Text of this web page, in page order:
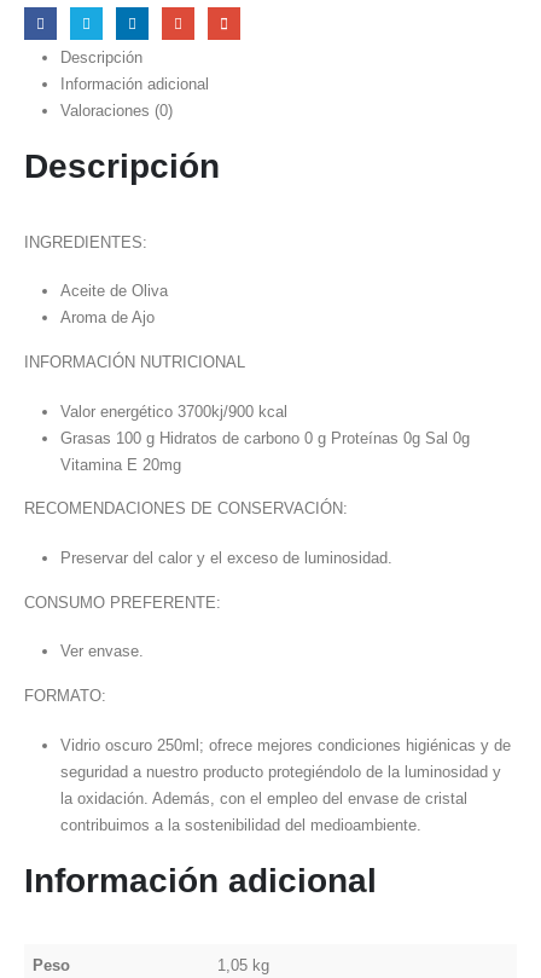
Oliva
Ajo
250
cantidad
Descripción
Información adicional
Valoraciones (0)
Descripción
INGREDIENTES:
Aceite de Oliva
Aroma de Ajo
INFORMACIÓN NUTRICIONAL
Valor energético 3700kj/900 kcal
Grasas 100 g Hidratos de carbono 0 g Proteínas 0g Sal 0g
Vitamina E 20mg
RECOMENDACIONES DE CONSERVACIÓN:
Preservar del calor y el exceso de luminosidad.
CONSUMO PREFERENTE:
Ver envase.
FORMATO:
Vidrio oscuro 250ml; ofrece mejores condiciones higiénicas y de
seguridad a nuestro producto protegiéndolo de la luminosidad y
la oxidación. Además, con el empleo del envase de cristal
contribuimos a la sostenibilidad del medioambiente.
Información adicional
Peso 1,05 kg